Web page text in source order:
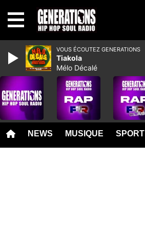
NEWS MUSIQUE SPORT
VOUS ÉCOUTEZ GENERATIONS
Tiakola
Mélo Décalé